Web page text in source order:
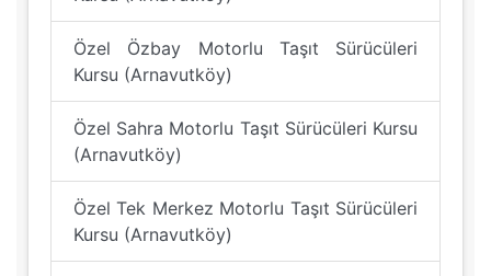
Özel Özbay Motorlu Taşıt Sürücüleri
Kursu (Arnavutköy)
Özel Sahra Motorlu Taşıt Sürücüleri Kursu
(Arnavutköy)
Özel Tek Merkez Motorlu Taşıt Sürücüleri
Kursu (Arnavutköy)